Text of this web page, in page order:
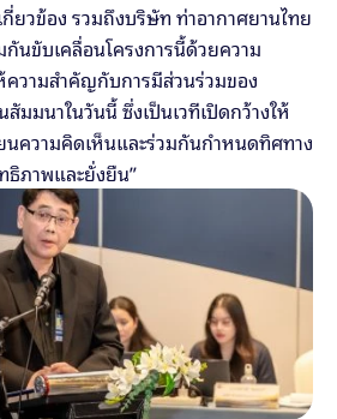
ยวข้อง รวมถึงบริษัท ท่าอากาศยานไทย
นขับเคลื่อนโครงการนี้ด้วยความ
ความสำคัญกับการมีส่วนร่วมของ
มมนาในวันนี้ ซึ่งเป็นเวทีเปิดกว้างให้
ความคิดเห็นและร่วมกันกำหนดทิศทาง
ภาพและยั่งยืน”